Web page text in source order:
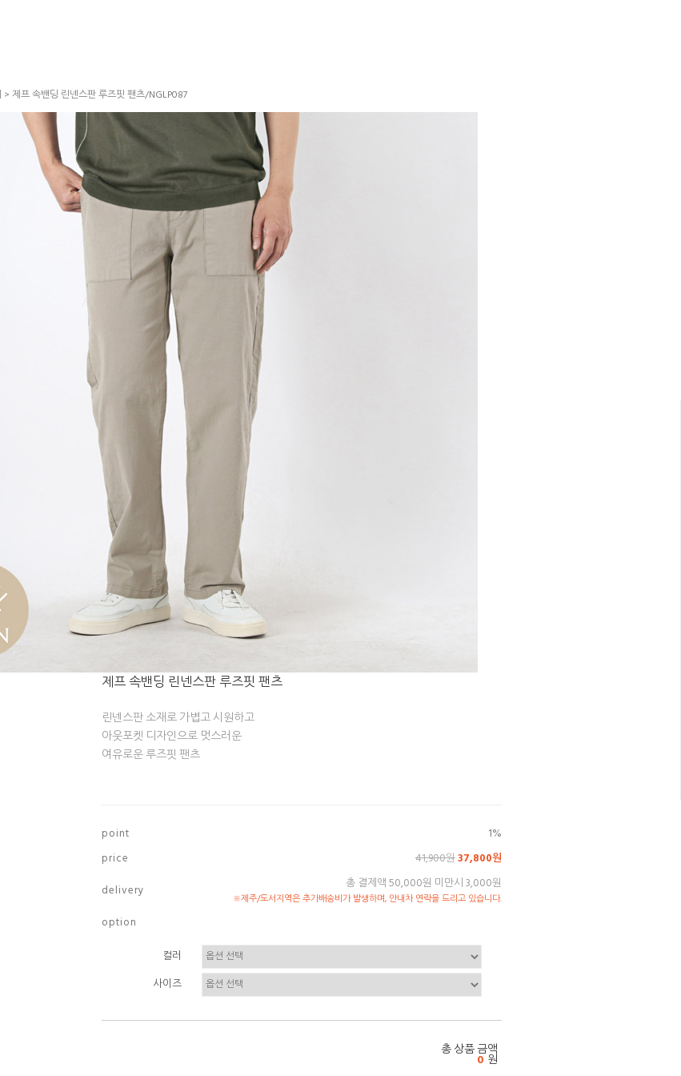
> 제프 속밴딩 린넨스판 루즈핏 팬츠/NGLP087
제프 속밴딩 린넨스판 루즈핏 팬츠
린넨스판 소재로 가볍고 시원하고
아웃포켓 디자인으로 멋스러운
여유로운 루즈핏 팬츠
p o i n t
1%
p r i c e
41,900원37,800원
d e l i v e r y
총 결제액 50,000원 미만시 3,000원
※제주/도서지역은 추가배송비가 발생하며, 안내차 연락을 드리고 있습니다.
o p t i o n
컬러
사이즈
총 상품 금액
0 원